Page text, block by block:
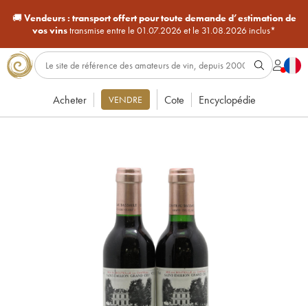
🚚Vendeurs : transport offert pour toute demande d’estimation de
vos vinstransmise entre le 01.07.2026 et le 31.08.2026 inclus*
Acheter VENDRE Cote Encyclopédie